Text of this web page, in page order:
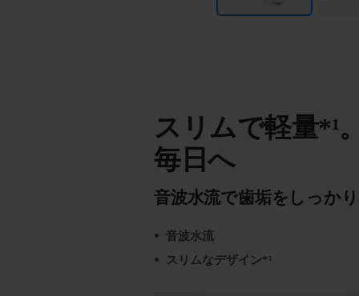
スリムで軽量*¹
毎日へ
音波水流で歯垢をしっか
音波水流
スリムなデザイン*¹